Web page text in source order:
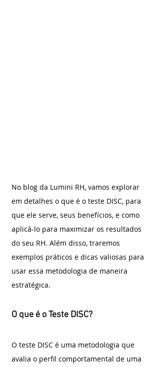
No blog da Lumini RH, vamos explorar
em detalhes o que é o teste DISC, para
que ele serve, seus benefícios, e como
aplicá-lo para maximizar os resultados
do seu RH. Além disso, traremos
exemplos práticos e dicas valiosas para
usar essa metodologia de maneira
estratégica.
O que é o Teste DISC?
O teste DISC é uma metodologia que
avalia o perfil comportamental de uma